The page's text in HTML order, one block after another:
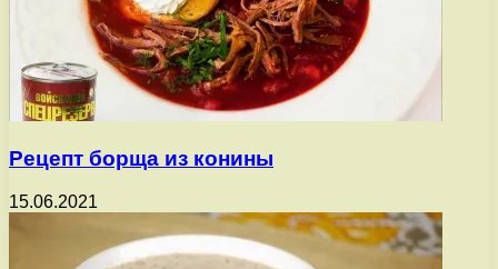
Рецепт борща из конины
15.06.2021